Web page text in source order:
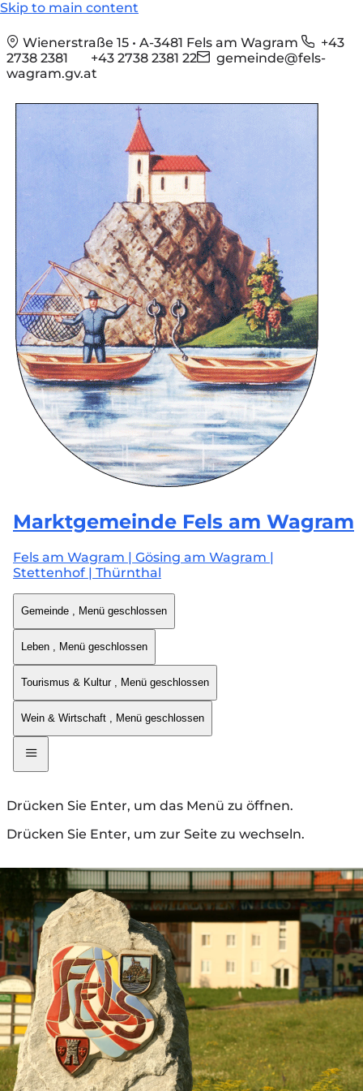
Skip to main content
Wienerstraße 15 • A-3481 Fels am Wagram
+43
2738 2381
+43 2738 2381 22
gemeinde@fels-
wagram.gv.at
Marktgemeinde Fels am Wagram
Fels am Wagram | Gösing am Wagram |
Stettenhof | Thürnthal
Gemeinde , Menü geschlossen
Leben , Menü geschlossen
Tourismus & Kultur , Menü geschlossen
Wein & Wirtschaft , Menü geschlossen
Drücken Sie Enter, um das Menü zu öffnen.
Drücken Sie Enter, um zur Seite zu wechseln.